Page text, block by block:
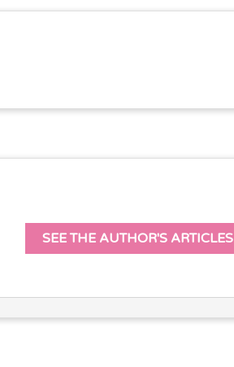
SEE THE AUTHOR'S ARTICLES